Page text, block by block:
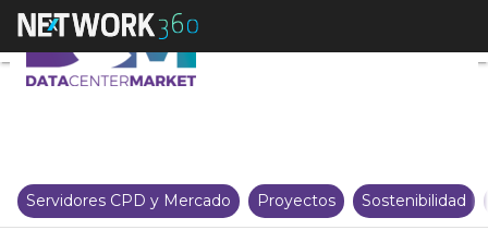
Eaton actualiza su software
Servidores CPD y Mercado Proyectos Sostenibilidad